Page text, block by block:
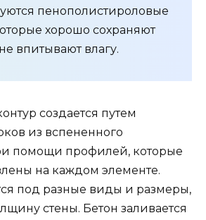
пенополистироловые
хорошо сохраняют
впитывают влагу.
создается путем
из вспененного
помощи профилей, которые
на каждом элементе.
под разные виды и размеры,
стены. Бетон заливается